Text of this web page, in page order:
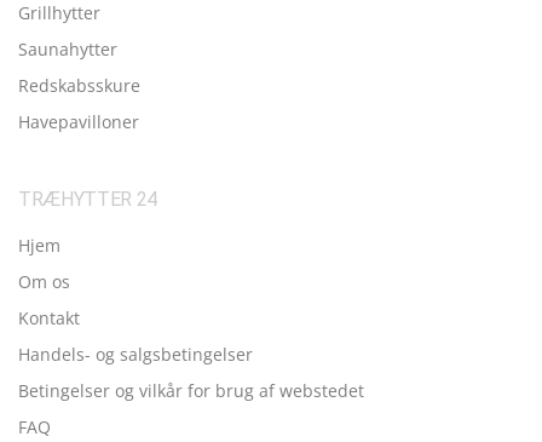
Grillhytter
Saunahytter
Redskabsskure
Havepavilloner
TRÆHYTTER 24
Hjem
Om os
Kontakt
Handels- og salgsbetingelser
Betingelser og vilkår for brug af webstedet
FAQ